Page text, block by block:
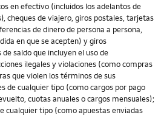
en efectivo (incluidos los adelantos de
cheques de viajero, giros postales, tarjetas
de dinero de persona a persona,
en que se acepten) y giros
saldo que incluyen el uso de
ilegales y violaciones (como compras
que violen los términos de sus
de cualquier tipo (como cargos por pago
cuotas anuales o cargos mensuales);
cualquier tipo (como apuestas enviadas